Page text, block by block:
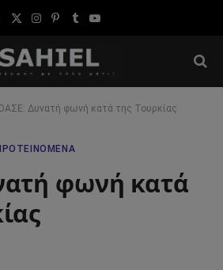
X
Instagram
Pinterest
TumblrYouTube
Δυνατή φωνή κατά της Τουρκίας
φωνή κατά